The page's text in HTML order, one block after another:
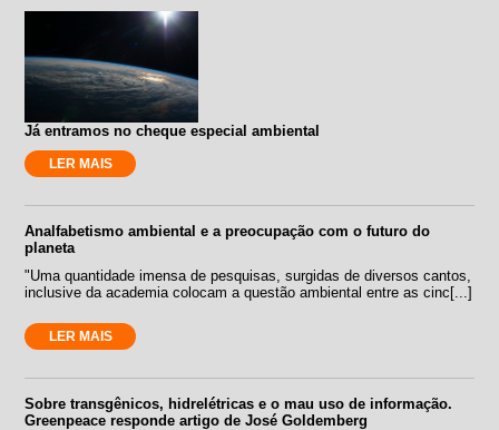
Já entramos no cheque especial ambiental
LER MAIS
Analfabetismo ambiental e a preocupação com o futuro do
planeta
"Uma quantidade imensa de pesquisas, surgidas de diversos cantos,
inclusive da academia colocam a questão ambiental entre as cinc[...]
LER MAIS
Sobre transgênicos, hidrelétricas e o mau uso de informação.
Greenpeace responde artigo de José Goldemberg